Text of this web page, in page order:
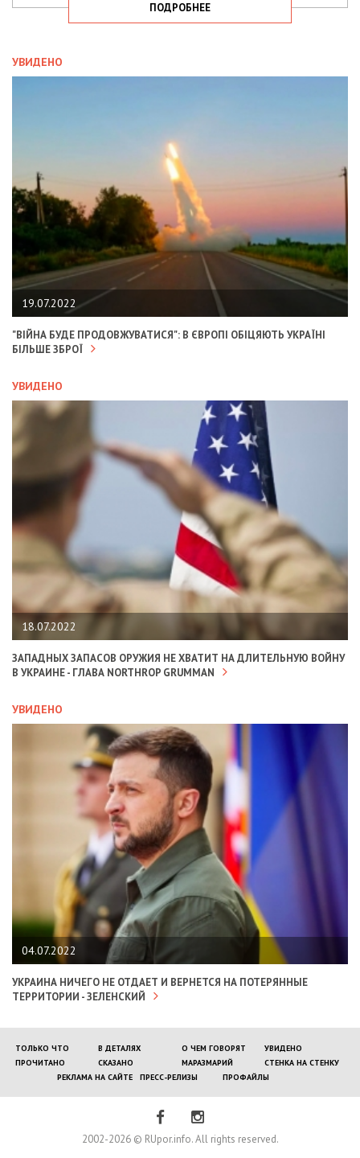
ПОДРОБНЕЕ
УВИДЕНО
19.07.2022
"ВІЙНА БУДЕ ПРОДОВЖУВАТИСЯ": В ЄВРОПІ ОБІЦЯЮТЬ УКРАЇНІ
БІЛЬШЕ ЗБРОЇ
УВИДЕНО
18.07.2022
ЗАПАДНЫХ ЗАПАСОВ ОРУЖИЯ НЕ ХВАТИТ НА ДЛИТЕЛЬНУЮ ВОЙНУ
В УКРАИНЕ - ГЛАВА NORTHROP GRUMMAN
УВИДЕНО
04.07.2022
УКРАИНА НИЧЕГО НЕ ОТДАЕТ И ВЕРНЕТСЯ НА ПОТЕРЯННЫЕ
ТЕРРИТОРИИ - ЗЕЛЕНСКИЙ
ТОЛЬКО ЧТО В ДЕТАЛЯХ О ЧЕМ ГОВОРЯТ
УВИДЕНО
ПРОЧИТАНО
СКАЗАНО МАРАЗМАРИЙ
СТЕНКА НА СТЕНКУ
РЕКЛАМА НА САЙТЕ
ПРЕСС-РЕЛИЗЫ ПРОФАЙЛЫ
2002-2026 © RUpor.info. All rights reserved.